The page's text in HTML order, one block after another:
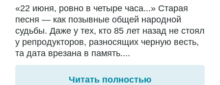
«22 июня, ровно в четыре часа...» Старая
песня — как позывные общей народной
судьбы. Даже у тех, кто 85 лет назад не стоял
у репродукторов, разносящих черную весть,
та дата врезана в память....
Читать полностью